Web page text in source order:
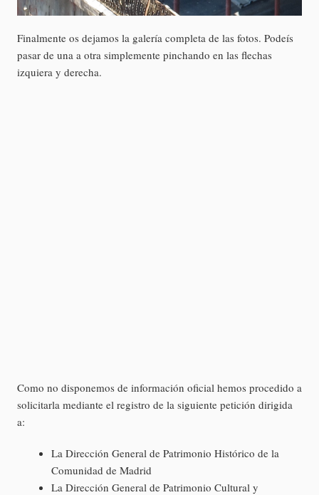
Finalmente os dejamos la galería completa de las fotos. Podeís
pasar de una a otra simplemente pinchando en las flechas
izquiera y derecha.
Como no disponemos de información oficial hemos procedido a
solicitarla mediante el registro de la siguiente petición dirigida
a:
La Dirección General de Patrimonio Histórico de la
Comunidad de Madrid
La Dirección General de Patrimonio Cultural y